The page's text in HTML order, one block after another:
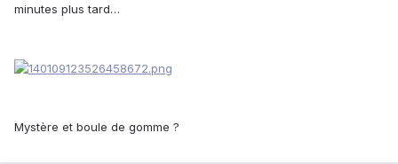
minutes plus tard…
Mystère et boule de gomme ?